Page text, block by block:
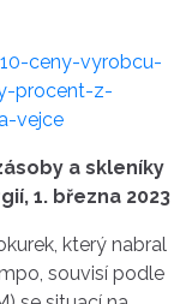
ceny-vyrobcu-
procent-z-
vejce
a skleníky
1. března 2023
který nabral
souvisí podle